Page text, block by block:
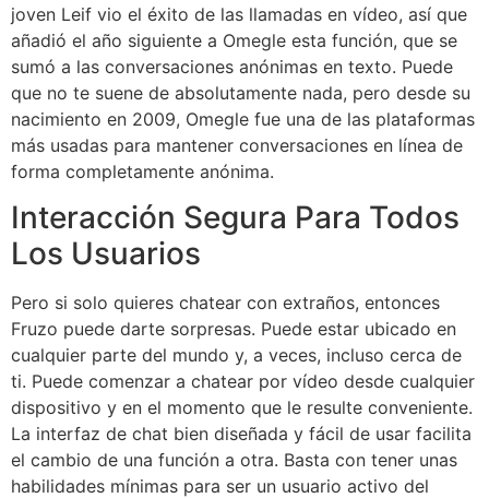
joven Leif vio el éxito de las llamadas en vídeo, así que
añadió el año siguiente a Omegle esta función, que se
sumó a las conversaciones anónimas en texto. Puede
que no te suene de absolutamente nada, pero desde su
nacimiento en 2009, Omegle fue una de las plataformas
más usadas para mantener conversaciones en línea de
forma completamente anónima.
Interacción Segura Para Todos
Los Usuarios
Pero si solo quieres chatear con extraños, entonces
Fruzo puede darte sorpresas. Puede estar ubicado en
cualquier parte del mundo y, a veces, incluso cerca de
ti. Puede comenzar a chatear por vídeo desde cualquier
dispositivo y en el momento que le resulte conveniente.
La interfaz de chat bien diseñada y fácil de usar facilita
el cambio de una función a otra. Basta con tener unas
habilidades mínimas para ser un usuario activo del